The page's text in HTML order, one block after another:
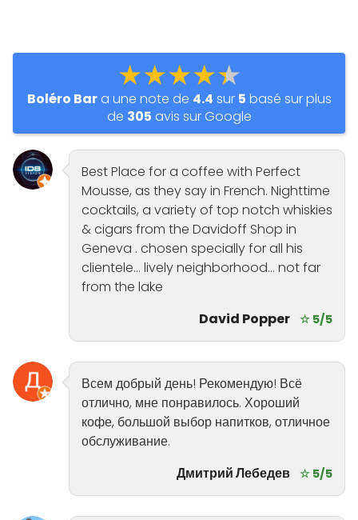
★★★★★
Boléro Bara une note de 4.4 sur 5 basé sur plus
de 305 avis sur Google
Best Place for a coffee with Perfect
Mousse, as they say in French. Nighttime
cocktails, a variety of top notch whiskies
& cigars from the Davidoff Shop in
Geneva . chosen specially for all his
clientele… lively neighborhood… not far
from the lake
David Popper ☆ 5/5
Всем добрый день! Рекомендую! Всё
отлично, мне понравилось. Хороший
кофе, большой выбор напитков, отличное
обслуживание.
Дмитрий Лебедев ☆ 5/5